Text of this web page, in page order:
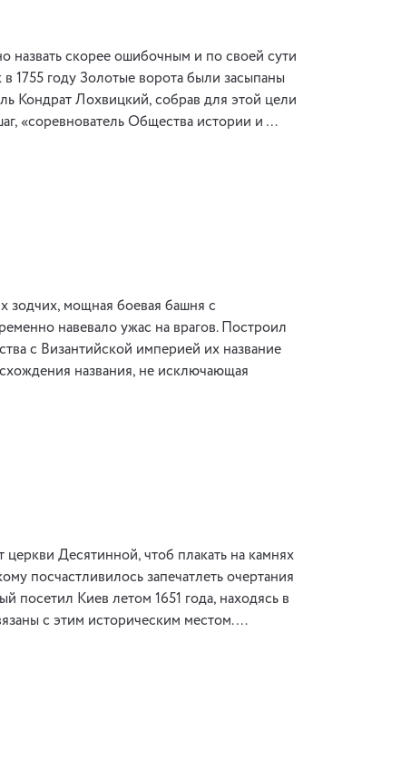
назвать скорее ошибочным и по своей сути
1755 году Золотые ворота были засыпаны
Кондрат Лохвицкий, собрав для этой цели
«соревнователь Общества истории и …
зодчих, мощная боевая башня с
навевало ужас на врагов. Построил
с Византийской империей их название
названия, не исключающая
Десятинной, чтоб плакать на камнях
посчастливилось запечатлеть очертания
посетил Киев летом 1651 года, находясь в
с этим историческим местом. …